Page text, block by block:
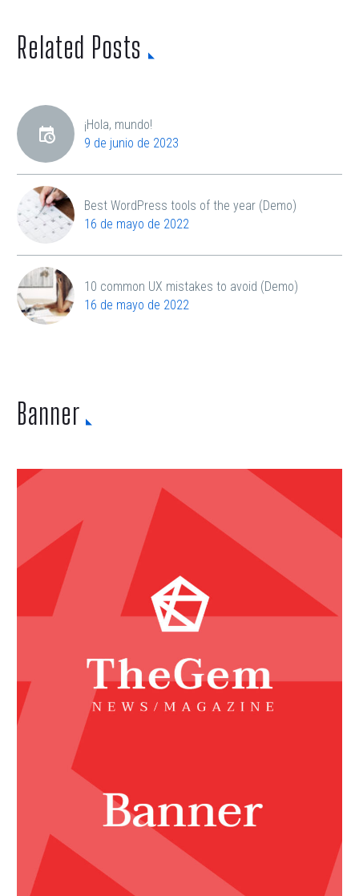
Related Posts
¡Hola, mundo!
9 de junio de 2023
Best WordPress tools of the year (Demo)
16 de mayo de 2022
10 common UX mistakes to avoid (Demo)
16 de mayo de 2022
Banner